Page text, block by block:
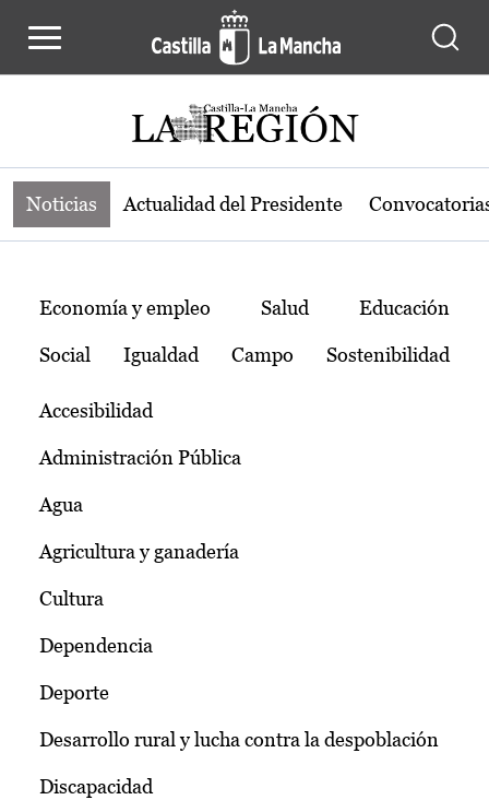
Noticias de la región de Castilla-La
Noticias Actualidad del Presidente
Temas
Economía y empleo Salud Educación
Social Igualdad Campo Sostenibilidad
Accesibilidad
Administración Pública
Agua
Agricultura y ganadería
Cultura
Dependencia
Deporte
Desarrollo rural y lucha contra la despoblación
Discapacidad